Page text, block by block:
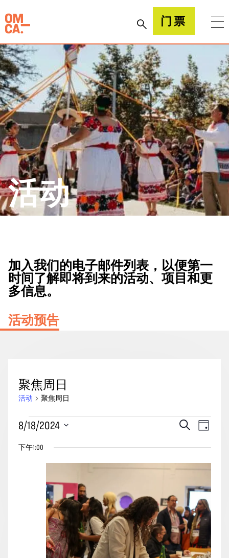
到
内
容
加州奥克兰博物馆(OMCA) 门票
活动
加入我们的电子邮件列表，以便第一
时间了解即将到来的活动、项目和更
多信息。
活动预告
聚焦周日
活动 聚焦周日
2024
8
活
搜
索
和
视
图
导
航
搜
事
视
图
航
天
8/18/2024
择
下午1:00